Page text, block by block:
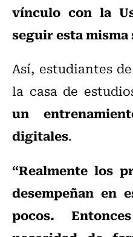
vínculo con la
seguir esta misma
Así, estudiantes
la casa de
un
digitales.
“Realmente los
desempeñan en
pocos.